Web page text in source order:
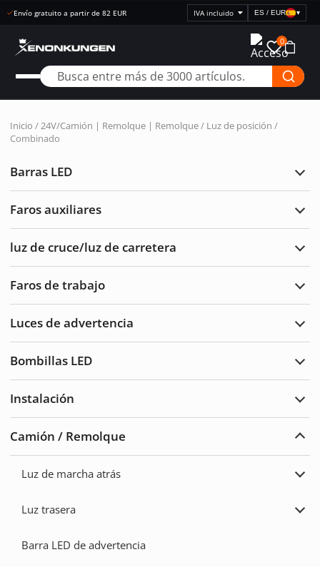
Compra abierta 30 días
Seleccionar
visualización
precios
ES / EUR ▾
0
Inicio /24V/Camión | Remolque | Remolque/ Luz de posición /
Combinado
Barras LED
Faros auxiliares
luz de cruce/luz de carretera
Faros de trabajo
Luces de advertencia
Bombillas LED
Instalación
Camión / Remolque
Luz de marcha atrás
Luz trasera
Barra LED de advertencia